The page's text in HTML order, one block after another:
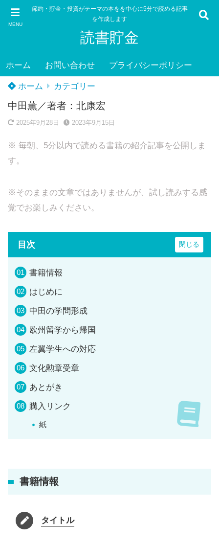
MENU
節約・貯金・投資がテーマの本をを中心に5分で読める記事
を作成します
読書貯金
ホーム お問い合わせ プライバシーポリシー
ホーム カテゴリー
中田薫／著者：北康宏
2025年9月28日 2023年9月15日
※ 毎朝、5分以内で読める書籍の紹介記事を公開しま
す。
※そのままの文章ではありませんが、試し読みする感
覚でお楽しみください。
目次
書籍情報
はじめに
中田の学問形成
欧州留学から帰国
左翼学生への対応
文化勲章受章
あとがき
購入リンク
紙
書籍情報
タイトル